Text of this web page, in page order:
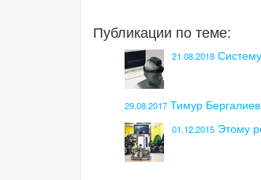
Публикации по теме:
21.08.2018
29.08.2017 Тимур
01.12.2015 Этому